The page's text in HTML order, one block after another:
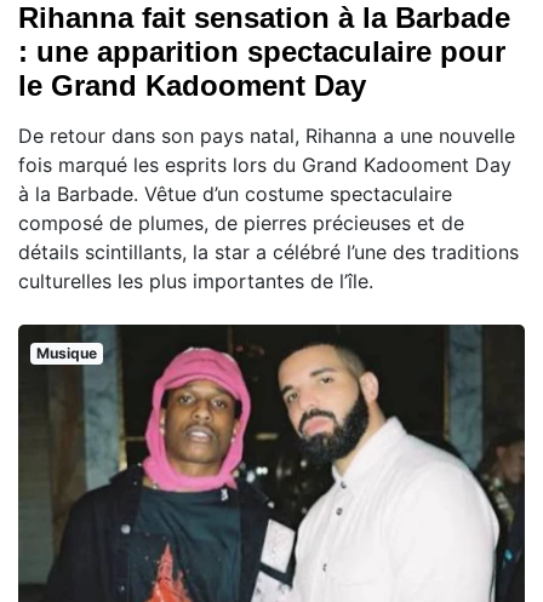
Rihanna fait sensation à la Barbade
: une apparition spectaculaire pour
le Grand Kadooment Day
De retour dans son pays natal, Rihanna a une nouvelle
fois marqué les esprits lors du Grand Kadooment Day
à la Barbade. Vêtue d’un costume spectaculaire
composé de plumes, de pierres précieuses et de
détails scintillants, la star a célébré l’une des traditions
culturelles les plus importantes de l’île.
Musique